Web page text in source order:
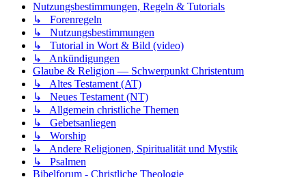
Nutzungsbestimmungen, Regeln & Tutorials
↳ Forenregeln
↳ Nutzungsbestimmungen
↳ Tutorial in Wort & Bild (video)
↳ Ankündigungen
Glaube & Religion — Schwerpunkt Christentum
↳ Altes Testament (AT)
↳ Neues Testament (NT)
↳ Allgemein christliche Themen
↳ Gebetsanliegen
↳ Worship
↳ Andere Religionen, Spiritualität und Mystik
↳ Psalmen
Bibelforum - Christliche Theologie